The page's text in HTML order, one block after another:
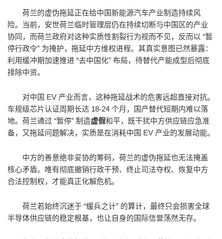
荷兰的虚伪拖延正在给中国新能源汽车产业制造持续风
险。当前，安世荷兰临时管理层仍在持续切断与中国区的产业
协同，而荷兰政府对这种实质性割裂行为视而不见，反而以 “暂
停行政令” 为掩护，拖延中方维权进程。其真实意图已然暴露：
利用缓冲期加速推进 “去中国化” 布局，待替代产能成型后彻底
排除中资。
对中国 EV 产业而言，这种拖延战术的危害远超直接对抗。
车规级芯片认证周期长达 18-24 个月，国产替代短期内难以落
地。荷兰通过 “暂停” 制造虚假和平，既干扰中方供应链应急准
备，又拖延问题解决，实质是在消耗中国 EV 产业的发展动能。
中方的善意绝非妥协的筹码，荷兰的虚伪拖延也无法掩盖
核心矛盾。唯有彻底撤销行政干预、终止司法夺权、恢复中方
合法控制权，才能真正化解危机。
荷兰若始终沉迷于 “缓兵之计” 的算计，最终只会损害全球
半导体供应链的稳定根基，也让自身的国际信誉荡然无存。